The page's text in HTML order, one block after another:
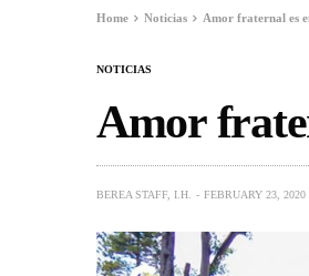
Home Noticias Amor fraternal es
NOTICIAS
Amor
BEREA STAFF, I.H. FEBRUARY 23, 2020